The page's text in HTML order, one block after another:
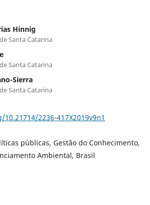
Hinnig
Santa Catarina
Santa Catarina
Sierra
Santa Catarina
2236-417X2019v9n1
públicas, Gestão do Conhecimento,
Ambiental, Brasil